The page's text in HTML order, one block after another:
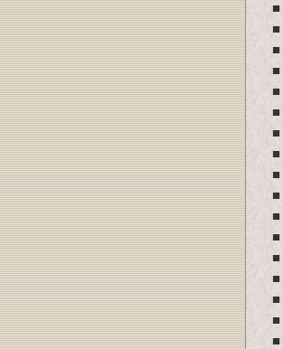
■
■
■
■
■
■
■
■
■
■
■
■
■
■
■
■
■